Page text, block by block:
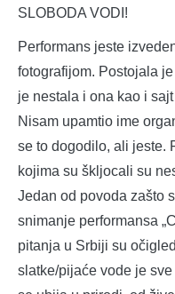
SLOBODA VODI!
Performans jeste
fotografijom. Postojala
je nestala i ona kao i
Nisam upamtio ime
se to dogodilo, ali jeste.
kojima su škljocali su
Jedan od povoda zašto
snimanje performansa
pitanja u Srbiji su
slatke/pijaće vode je